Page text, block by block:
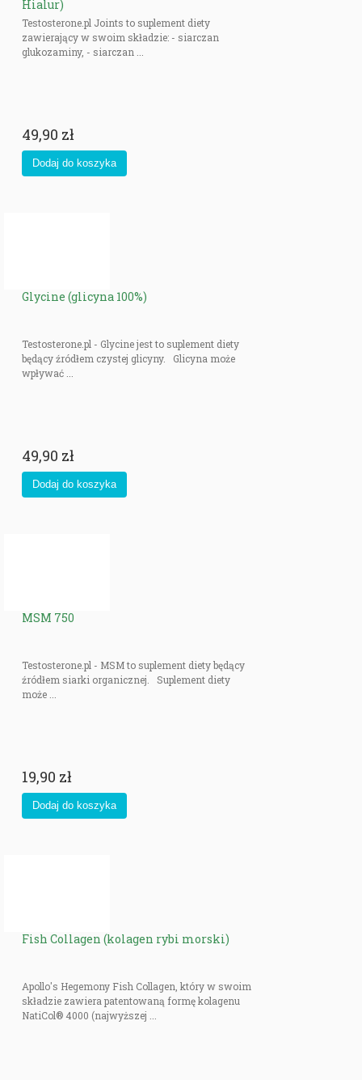
Hialur)
Testosterone.pl Joints to suplement diety
zawierający w swoim składzie: - siarczan
glukozaminy, - siarczan ...
49,90 zł
Glycine (glicyna 100%)
Testosterone.pl - Glycine jest to suplement diety
będący źródłem czystej glicyny. Glicyna może
wpływać ...
49,90 zł
MSM 750
Testosterone.pl - MSM to suplement diety będący
źródłem siarki organicznej. Suplement diety
może ...
19,90 zł
Fish Collagen (kolagen rybi morski)
Apollo's Hegemony Fish Collagen, który w swoim
składzie zawiera patentowaną formę kolagenu
NatiCol® 4000 (najwyższej ...